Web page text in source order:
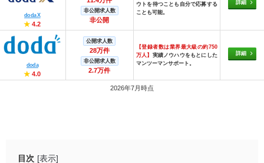
doda X
★ 4.2
非公開求人数
非公開
ウトを待つことも自分で応募する
ことも可能。
詳細
doda
★ 4.0
公開求人数
28万件
非公開求人数
2.7万件
【登録者数は業界最大級の約750
万人】 実績ノウハウをもとにした
マンツーマンサポート。
詳細
2026年7月時点
目次 [表示]